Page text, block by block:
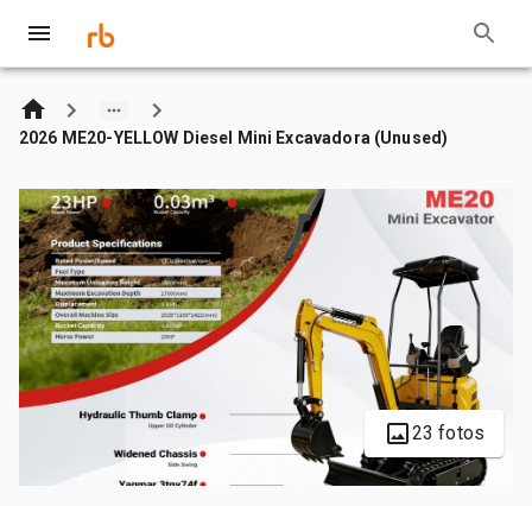
2026 ME20-YELLOW Diesel Mini Excavadora (Unused)
23 fotos